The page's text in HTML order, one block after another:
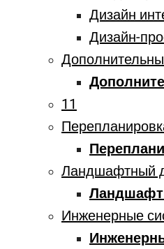
Дизайн
Дизайн-
11
Ландшафтный
Инженерные